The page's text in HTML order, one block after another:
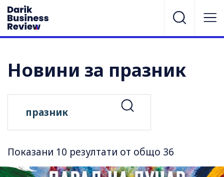
Новини за празник
Показани 10 резултати от общо 36